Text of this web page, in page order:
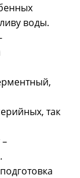
воды.
так